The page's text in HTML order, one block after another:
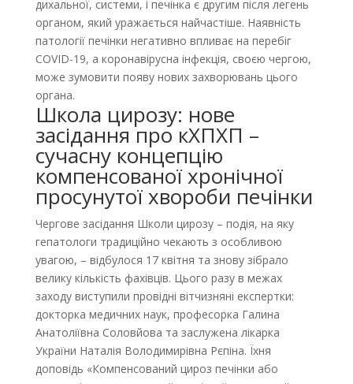
дихальної, системи, і печінка є другим після легень
органом, який уражається найчастіше. Наявність
патології печінки негативно впливає на перебіг
COVID-19, а коронавірусна інфекція, своєю чергою,
може зумовити появу нових захворювань цього
органа.
Школа цирозу: нове
засідання про кХПХП –
сучасну концепцію
компенсованої хронічної
просунутої хвороби печінки
Чергове засідання Школи цирозу – подія, на яку
гепатологи традиційно чекають з особливою
увагою, – відбулося 17 квітня та знову зібрало
велику кількість фахівців. Цього разу в межах
заходу виступили провідні вітчизняні експертки:
докторка медичних наук, професорка Галина
Анатоліївна Соловйова та заслужена лікарка
України Наталія Володимирівна Рєпіна. Їхня
доповідь «Компенсований цироз печінки або